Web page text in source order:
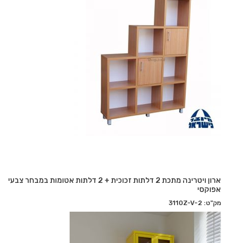
ארון ויטרינה מתכת 2 דלתות זכוכית + 2 דלתות אטומות במבחר צבעי
אפוקסי
מק"ט: 3110Z-V-2